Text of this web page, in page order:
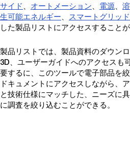
サイド
オートメーション 電源
生可能エネルギー
スマートグリッド
した製品リストにアクセスすることが
製品リストでは、製品資料のダウン
3D、ユーザーガイドへのアクセスも
要するに、このツールで電子部品を
ドキュメントにアクセスしながら、
と技術仕様にマッチした、ニーズに
に調査を絞り込むことができる。